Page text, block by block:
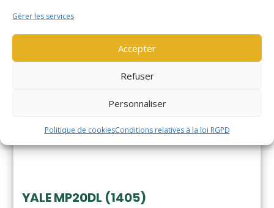
Gérer les services
Accepter
Refuser
Personnaliser
Politique de cookiesConditions relatives à la loi RGPD
YALE MP20DL (1405)